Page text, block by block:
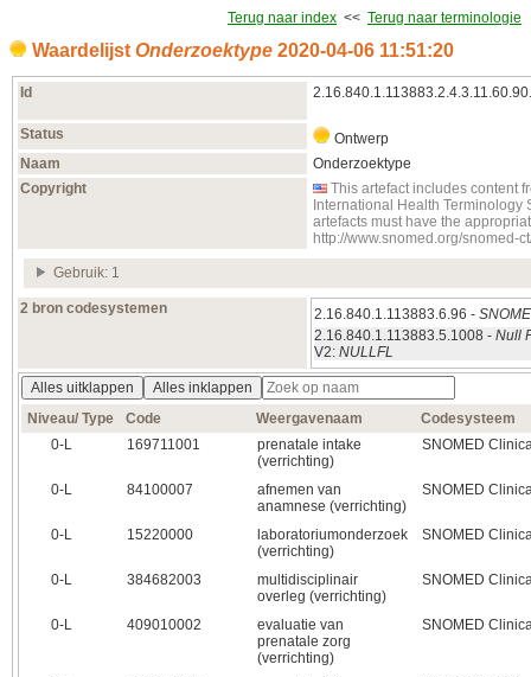
Terug naar index << Terug naar terminologie
Waardelijst Onderzoektype 2020‑04‑06 11:51:20
Id
Status
Ontwerp
Naam
Onderzoektype
Copyright
This artefact includes content
International Health
artefacts must have the
http://www.snomed.org/snomed-
Gebruik: 1
2 bron codesystemen 2.16.840.1.113883.6.96 -
2.16.840.1.113883.5.1008 - Null
V2: NULLFL
Alles uitklappen
Alles inklappen
Niveau/ Type
Code Weergavenaam
Codesysteem
0‑L
169711001
prenatale intake
(verrichting)
SNOMED
0‑L 84100007
afnemen van
anamnese (verrichting)
SNOMED
0‑L 15220000
laboratoriumonderzoek
(verrichting)
SNOMED
0‑L 384682003
multidisciplinair
overleg (verrichting)
SNOMED
0‑L 409010002
evaluatie van
prenatale zorg
(verrichting)
SNOMED